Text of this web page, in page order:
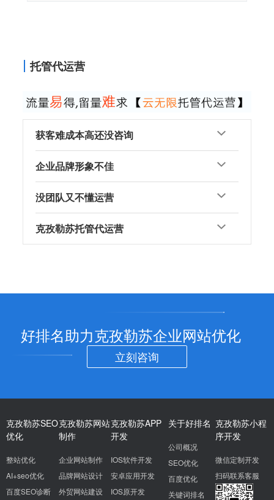
托管代运营
获客难成本高还没咨询
企业品牌形象不佳
没团队又不懂运营
克孜勒苏托管代运营
好排名助力克孜勒苏企业网站优化
立刻咨询
克孜勒苏SEO
优化
整站优化
AI+seo优化
百度SEO诊断
克孜勒苏网站
制作
企业网站制作
品牌网站设计
外贸网站建设
克孜勒苏APP
开发
IOS软件开发
安卓应用开发
IOS原开发
关于好排名
公司概况
SEO优化
百度优化
关键词排名
克孜勒苏小程
序开发
微信定制开发
扫码联系客服